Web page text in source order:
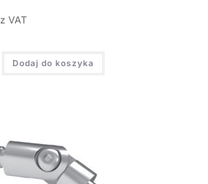
VAT
Dodaj do koszyka